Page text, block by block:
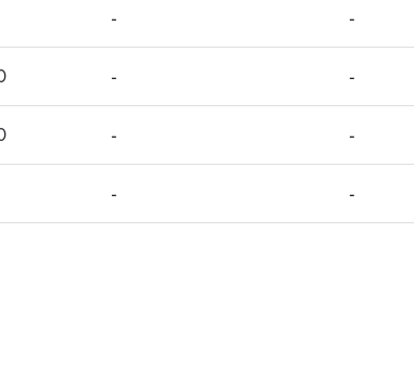
- -
- -
- -
- -